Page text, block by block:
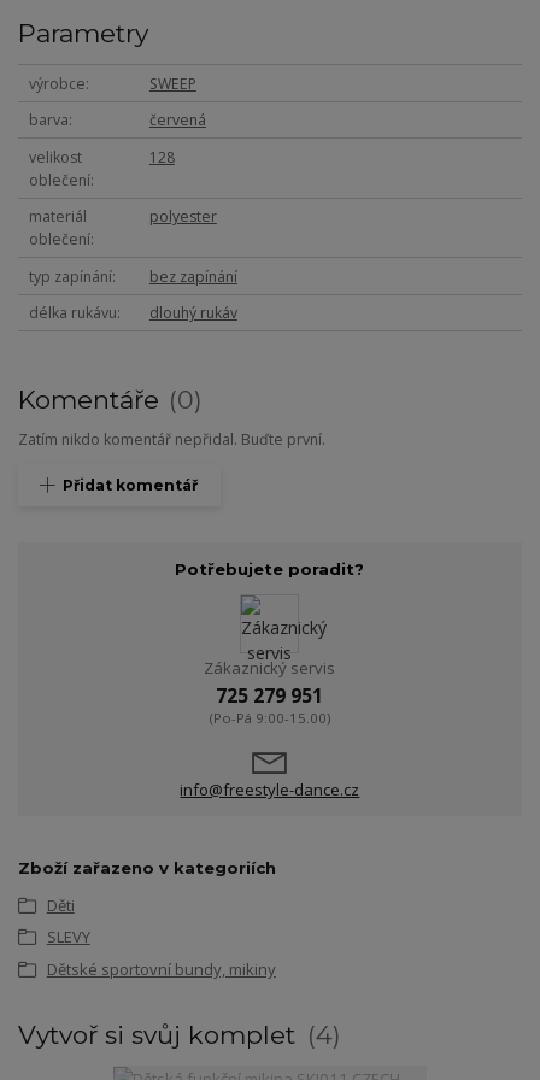
Parametry
výrobce
SWEEP
barva
červená
velikost
oblečení
128
materiál
oblečení
polyester
typ zapínání
bez zapínání
délka rukávu
dlouhý rukáv
Komentáře 0
Zatím nikdo komentář nepřidal. Buďte první.
Přidat komentář
Potřebujete poradit?
Zákaznický servis
725 279 951
(Po-Pá 9:00-15.00)
info@freestyle-dance.cz
Zboží zařazeno v kategoriích
Děti
SLEVY
Dětské sportovní bundy, mikiny
Vytvoř si svůj komplet 4